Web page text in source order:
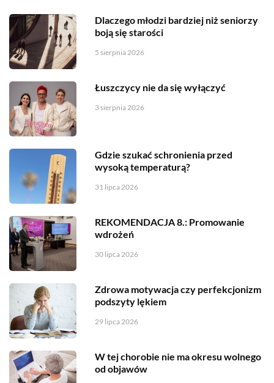
Dlaczego młodzi bardziej niż seniorzy
boją się starości
5 sierpnia 2026
Łuszczycy nie da się wyłączyć
3 sierpnia 2026
Gdzie szukać schronienia przed
wysoką temperaturą?
31 lipca 2026
REKOMENDACJA 8.: Promowanie
wdrożeń
30 lipca 2026
Zdrowa motywacja czy perfekcjonizm
podszyty lękiem
29 lipca 2026
W tej chorobie nie ma okresu wolnego
od objawów